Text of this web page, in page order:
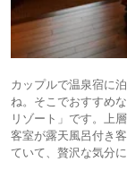
カップルで温泉宿に
ね。そこでおすすめ
リゾート」です。上
客室が露天風呂付き
ていて、贅沢な気分に